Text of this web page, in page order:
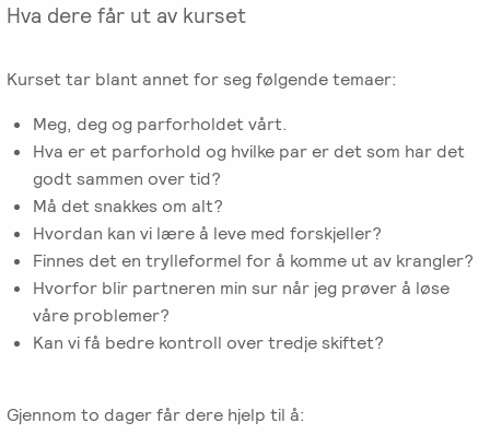
EFT-
-
i
parterapi
Emosjonsfokusert
foreldrekurs
Ofte
stilte
spørsmål
kurs
Hva dere får ut av kurset
Kurset tar blant annet for seg følgende temaer:
Meg, deg og parforholdet vårt.
Hva er et parforhold og hvilke par er det som har det
godt sammen over tid?
Må det snakkes om alt?
Hvordan kan vi lære å leve med forskjeller?
Finnes det en trylleformel for å komme ut av krangler?
Hvorfor blir partneren min sur når jeg prøver å løse
våre problemer?
Kan vi få bedre kontroll over tredje skiftet?
Gjennom to dager får dere hjelp til å: